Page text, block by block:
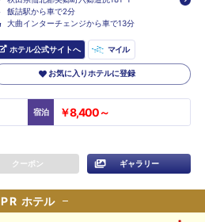
飯詰駅から車で2分
大曲インターチェンジから車で13分
ホテル公式サイトへ マイル
お気に入りホテルに登録
宿泊 ￥8,400～
クーポン ギャラリー
PR ホテル